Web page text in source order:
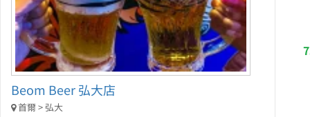
Beom Beer 弘大店
首爾 > 弘大